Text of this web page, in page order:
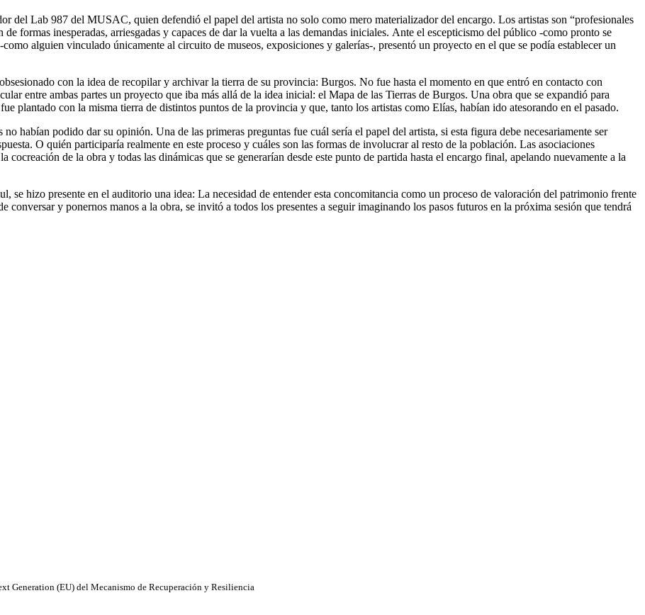
del Lab 987 del MUSAC, quien defendió el papel del artista no solo como mero materializador del encargo. Los artistas son “profesionales
formas inesperadas, arriesgadas y capaces de dar la vuelta a las demandas iniciales. Ante el escepticismo del público -como pronto se
alguien vinculado únicamente al circuito de museos, exposiciones y galerías-, presentó un proyecto en el que se podía establecer un
con la idea de recopilar y archivar la tierra de su provincia: Burgos. No fue hasta el momento en que entró en contacto con
entre ambas partes un proyecto que iba más allá de la idea inicial: el Mapa de las Tierras de Burgos. Una obra que se expandió para
plantado con la misma tierra de distintos puntos de la provincia y que, tanto los artistas como Elías, habían ido atesorando en el pasado.
habían podido dar su opinión. Una de las primeras preguntas fue cuál sería el papel del artista, si esta figura debe necesariamente ser
O quién participaría realmente en este proceso y cuáles son las formas de involucrar al resto de la población. Las asociaciones
de la obra y todas las dinámicas que se generarían desde este punto de partida hasta el encargo final, apelando nuevamente a la
se hizo presente en el auditorio una idea: La necesidad de entender esta concomitancia como un proceso de valoración del patrimonio frente
y ponernos manos a la obra, se invitó a todos los presentes a seguir imaginando los pasos futuros en la próxima sesión que tendrá
Generation (EU) del Mecanismo de Recuperación y Resiliencia